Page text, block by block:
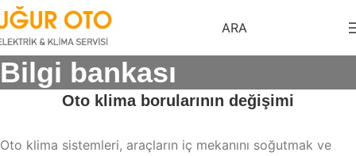
ARA
Bilgi bankası
Oto klima borularının değişimi
Oto klima sistemleri, araçların iç mekanını soğutmak ve